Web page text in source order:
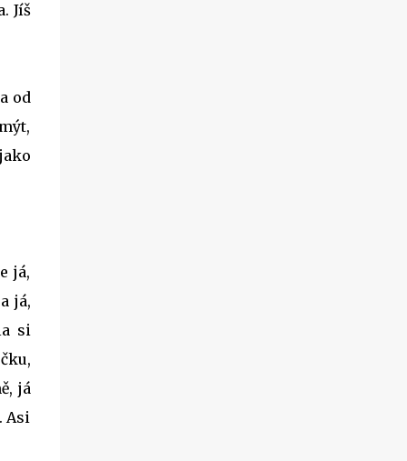
Jíš
od
já,
já,
si
já
Asi